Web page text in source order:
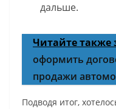
дальше.
Читайте также
оформить
продажи
Подводя итог,